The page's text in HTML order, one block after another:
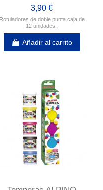
3,90 €
Rotuladores de doble punta caja de
12 unidades.
Añadir al carrito